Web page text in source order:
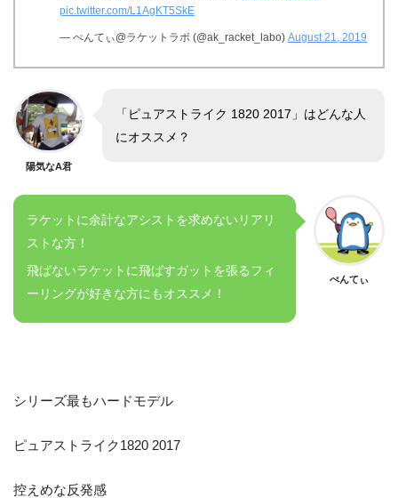
pic.twitter.com/L1AgKT5SkE
— ぺんてぃ@ラケットラボ (@ak_racket_labo) August 21, 2019
陽気なA君
「ピュアストライク 1820 2017」はどんな人
にオススメ？
ラケットに余計なアシストを求めないリアリ
ストな方！
飛ばないラケットに飛ばすガットを張るフィ
ーリングが好きな方にもオススメ！
ぺんてぃ
シリーズ最もハードモデル
ピュアストライク1820 2017
控えめな反発感